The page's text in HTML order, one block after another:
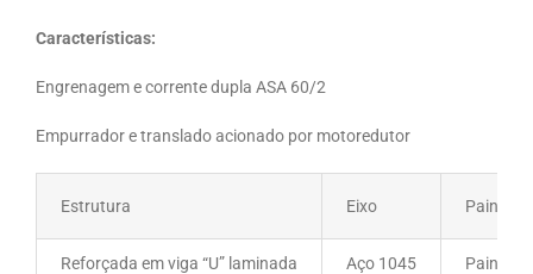
Características:
Engrenagem e corrente dupla ASA 60/2
Empurrador e translado acionado por motoredutor
Estrutura Eixo Painel
Reforçada em viga “U” laminada Aço 1045 Painel